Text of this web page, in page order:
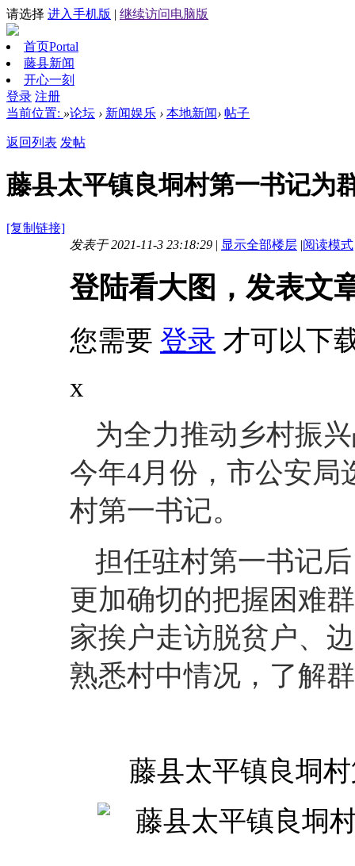
请选择 进入手机版 | 继续访问电脑版
首页Portal
藤县新闻
开心一刻
登录 注册
当前位置: »论坛 › 新闻娱乐 › 本地新闻› 帖子
返回列表 发帖
藤县太平镇良垌村第一书记为
[复制链接]
发表于 2021-11-3 23:18:29 | 显示全部楼层 |阅读模式
登陆看大图，发表文
您需要 登录 才可以下
x
为全力推动乡村振
今年4月份，市公安局
村第一书记。
担任驻村第一书记
更加确切的把握困难
家挨户走访脱贫户、
熟悉村中情况，了解
藤县太平镇良垌